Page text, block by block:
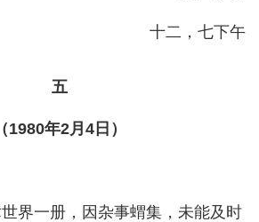
十二，七下午
五
（1980年2月4日）
界一册，因杂事蝟集，未能及时